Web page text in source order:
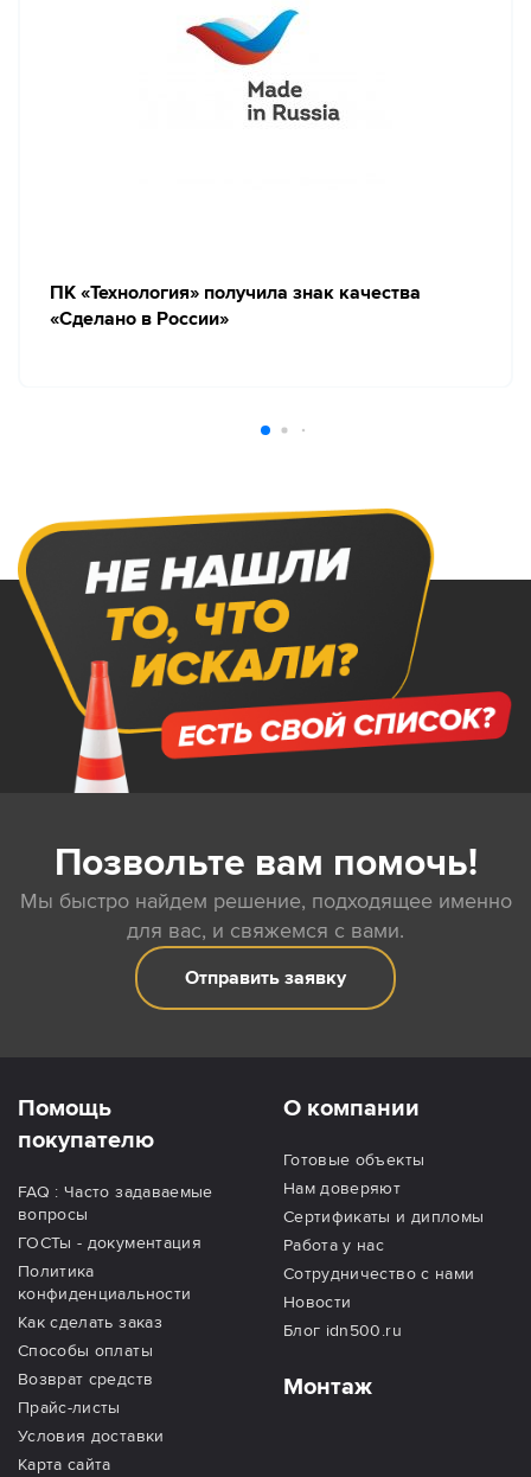
ПК «Технология» получила знак качества
«Сделано в России»
Позвольте вам помочь!
Мы быстро найдем решение, подходящее именно
для вас, и свяжемся с вами.
Отправить заявку
Помощь
покупателю
FAQ : Часто задаваемые
вопросы
ГОСТы - документация
Политика
конфиденциальности
Как сделать заказ
Способы оплаты
Возврат средств
Прайс-листы
Условия доставки
Карта сайта
О компании
Готовые объекты
Нам доверяют
Сертификаты и дипломы
Работа у нас
Сотрудничество с нами
Новости
Блог idn500.ru
Монтаж